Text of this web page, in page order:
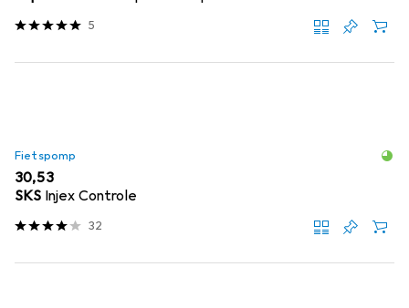
5
Fietspomp
EUR
30,53
SKS Injex Controle
32